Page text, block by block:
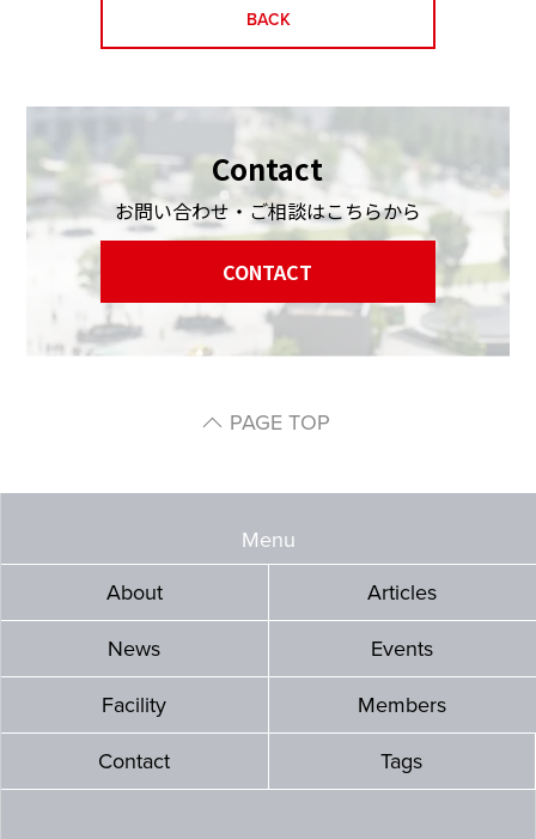
BACK
Contact
お問い合わせ・ご相談はこちらから
CONTACT
PAGE TOP
Menu
About
Articles
News Events
Facility Members
Contact Tags